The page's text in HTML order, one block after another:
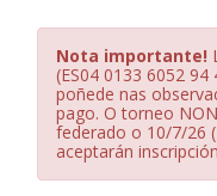
Nota importante!
(ES04 0133 6052 94
poñede nas
pago. O torneo
federado o 10/7/26
aceptarán